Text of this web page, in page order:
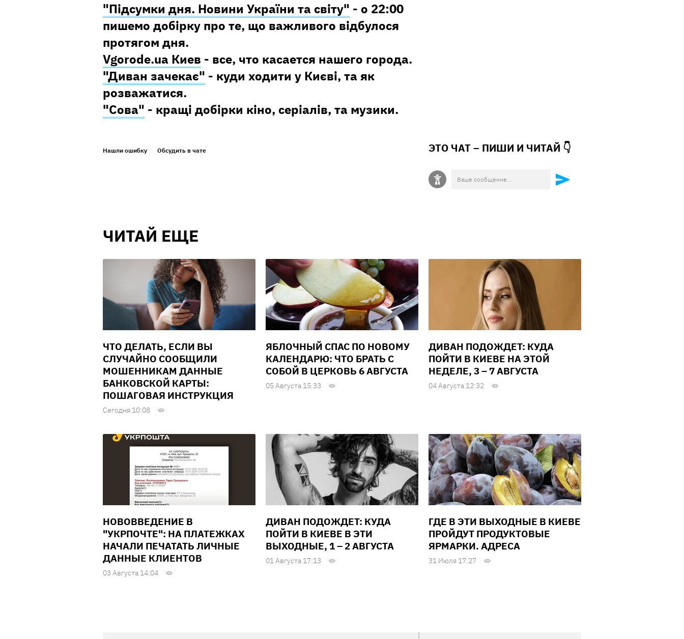
"Підсумки дня. Новини України та світу" - о 22:00
пишемо добірку про те, що важливого відбулося
протягом дня.
Vgorode.ua Киев - все, что касается нашего города.
"Диван зачекає" - куди ходити у Києві, та як
розважатися.
"Сова" - кращі добірки кіно, серіалів, та музики.
Нашли ошибку Обсудить в чате ЭТО ЧАТ – ПИШИ И ЧИТАЙ 👇
ЧИТАЙ ЕЩЕ
ЧТО ДЕЛАТЬ, ЕСЛИ ВЫ
СЛУЧАЙНО СООБЩИЛИ
МОШЕННИКАМ ДАННЫЕ
БАНКОВСКОЙ КАРТЫ:
ПОШАГОВАЯ ИНСТРУКЦИЯ
Сегодня 10:08
ЯБЛОЧНЫЙ СПАС ПО НОВОМУ
КАЛЕНДАРЮ: ЧТО БРАТЬ С
СОБОЙ В ЦЕРКОВЬ 6 АВГУСТА
05 Августа 15:33
ДИВАН ПОДОЖДЕТ: КУДА
ПОЙТИ В КИЕВЕ НА ЭТОЙ
НЕДЕЛЕ, 3 – 7 АВГУСТА
04 Августа 12:32
НОВОВВЕДЕНИЕ В
"УКРПОЧТЕ": НА ПЛАТЕЖКАХ
НАЧАЛИ ПЕЧАТАТЬ ЛИЧНЫЕ
ДАННЫЕ КЛИЕНТОВ
03 Августа 14:04
ДИВАН ПОДОЖДЕТ: КУДА
ПОЙТИ В КИЕВЕ В ЭТИ
ВЫХОДНЫЕ, 1 – 2 АВГУСТА
01 Августа 17:13
ГДЕ В ЭТИ ВЫХОДНЫЕ В КИЕВЕ
ПРОЙДУТ ПРОДУКТОВЫЕ
ЯРМАРКИ. АДРЕСА
31 Июля 17:27